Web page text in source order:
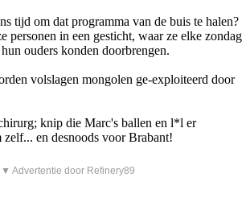
tijd om dat programma van de buis te halen?
personen in een gesticht, waar ze elke zondag
ouders konden doorbrengen.
volslagen mongolen ge-exploiteerd door
knip die Marc's ballen en l*l er
en desnoods voor Brabant!
▼ Advertentie door Refinery89